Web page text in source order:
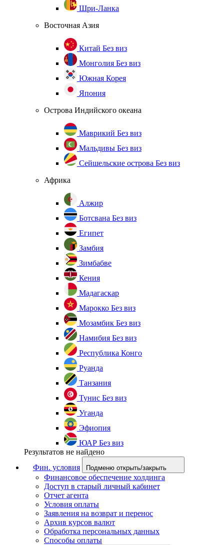
Шри-Ланка
Восточная Азия
Китай Без виз
Монголия Без виз
Южная Корея
Япония
Острова Индийского океана
Маврикий Без виз
Мальдивы Без виз
Сейшельские острова Без виз
Африка
Алжир
Ботсвана Без виз
Египет
Замбия
Зимбабве
Кения
Мадагаскар
Марокко Без виз
Мозамбик Без виз
Намибия Без виз
Республика Конго
Руанда
Танзания
Тунис Без виз
Уганда
Эфиопия
ЮАР Без виз
Результатов не найдено
Фин. условия
Подменю открыть/закрыть
Финансовое обеспечение холдинга
Доступ в старый личный кабинет
Отчет агента
Условия оплаты
Заявления на возврат и перенос
Архив курсов валют
Обработка персональных данных
Способы оплаты